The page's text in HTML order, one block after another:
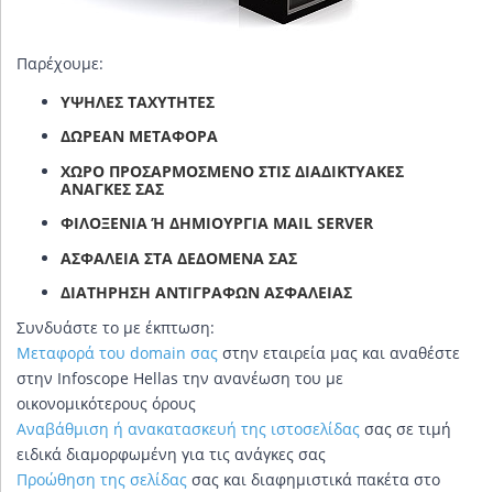
Παρέχουμε:
ΥΨΗΛΈΣ ΤΑΧΎΤΗΤΕΣ
ΔΩΡΕΆΝ ΜΕΤΑΦΟΡΆ
ΧΩΡΟ ΠΡΟΣΑΡΜΟΣΜΈΝΟ ΣΤΙΣ ΔΙΑΔΙΚΤΥΑΚΈΣ
ΑΝΆΓΚΕΣ ΣΑΣ
ΦΙΛΟΞΕΝΊΑ Ή ΔΗΜΙΟΥΡΓΊΑ MAIL SERVER
ΑΣΦΆΛΕΙΑ ΣΤΑ ΔΕΔΟΜΈΝΑ ΣΑΣ
ΔΙΑΤΉΡΗΣΗ ΑΝΤΙΓΡΆΦΩΝ ΑΣΦΑΛΕΊΑΣ
Συνδυάστε το με έκπτωση:
Mεταφορά του domain σας στην εταιρεία μας και αναθέστε
στην Infoscope Hellas την ανανέωση του με
οικονομικότερους όρους
Αναβάθμιση ή ανακατασκευή της ιστοσελίδας σας σε τιμή
ειδικά διαμορφωμένη για τις ανάγκες σας
Προώθηση της σελίδας σας και διαφημιστικά πακέτα στο